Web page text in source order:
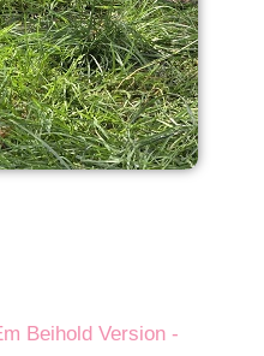
Beihold Version -